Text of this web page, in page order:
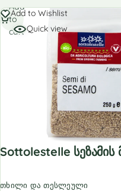
Add to Wishlist
Quick view
Sottolestelle Სეზამის
თხილი და თესლეული
Add
to
cart